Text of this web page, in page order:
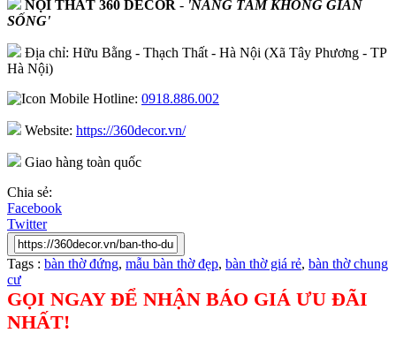
NỘI THẤT 360 DECOR - 'NÂNG TẦM KHÔNG GIAN
SỐNG'
Địa chỉ: Hữu Bằng - Thạch Thất - Hà Nội (Xã Tây Phương - TP
Hà Nội)
Hotline: 0918.886.002
Website: https://360decor.vn/
Giao hàng toàn quốc
Chia sẻ:
Facebook
Twitter
Tags : bàn thờ đứng, mẫu bàn thờ đẹp, bàn thờ giá rẻ, bàn thờ chung
cư
GỌI NGAY ĐỂ NHẬN BÁO GIÁ ƯU ĐÃI
NHẤT!